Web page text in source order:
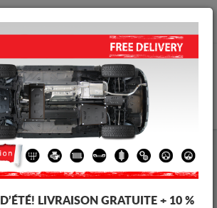
info@cachesousmoteur.fr
Audi Cache Sous Moteur Audi A8
LIVRAISON GRATUITE + 10 %